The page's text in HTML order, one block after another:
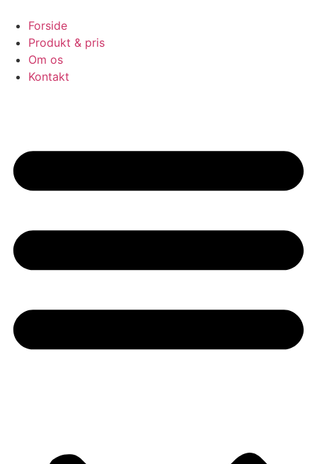
indhold
Forside
Produkt & pris
Om os
Kontakt